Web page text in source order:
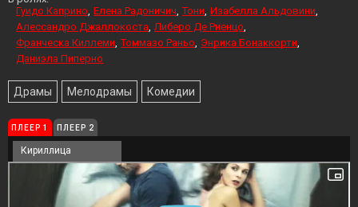
Гуидо Каприно Елена Радоничич Тони Изабелла Альдовини
Алессандро Джаллокоста Либеро Де Риенцо
Франческа Киллеми Томмазо Раньо Энрика Бонаккорти
Даниэла Пиперно
Драмы Мелодрамы Комедии
ПЛЕЕР 1 ПЛЕЕР 2
Кириллица